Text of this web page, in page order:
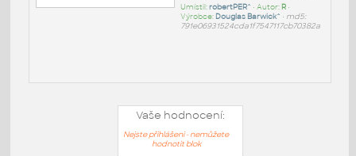
Umístil:robertPER^ • Autor: R•
Výrobce: Douglas Barwick^ • md5:
791e06931524cda1f7547117cb70382a
Vaše hodnocení:
Nejste přihlášeni - nemůžete
hodnotit blok